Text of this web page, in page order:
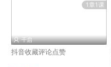
1章1课
 千启
抖音收藏评论点赞